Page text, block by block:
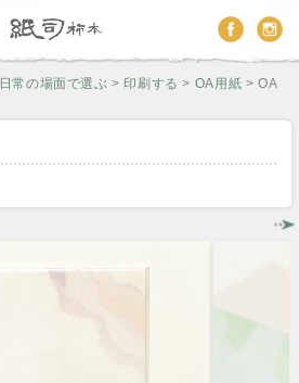
日常の場面で選ぶ > 印刷する > OA用紙 > OA